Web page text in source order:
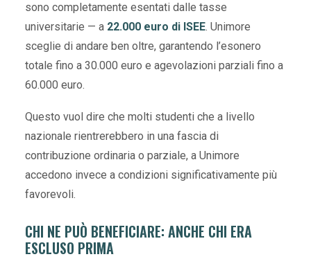
sono completamente esentati dalle tasse
universitarie — a 22.000 euro di ISEE. Unimore
sceglie di andare ben oltre, garantendo l’esonero
totale fino a 30.000 euro e agevolazioni parziali fino a
60.000 euro.
Questo vuol dire che molti studenti che a livello
nazionale rientrerebbero in una fascia di
contribuzione ordinaria o parziale, a Unimore
accedono invece a condizioni significativamente più
favorevoli.
CHI NE PUÒ BENEFICIARE: ANCHE CHI ERA
ESCLUSO PRIMA